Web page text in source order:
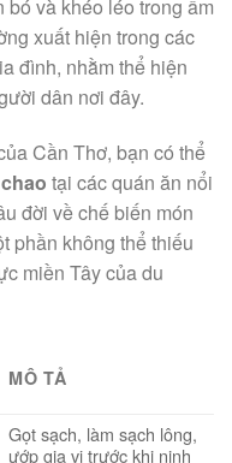
và khéo léo trong ẩm
xuất hiện trong các
đình, nhằm thể hiện
dân nơi đây.
Cần Thơ, bạn có thể
tại các quán ăn nổi
đời về chế biến món
phần không thể thiếu
miền Tây của du
MÔ TẢ
Gọt sạch, làm sạch lông,
ướp gia vị trước khi ninh